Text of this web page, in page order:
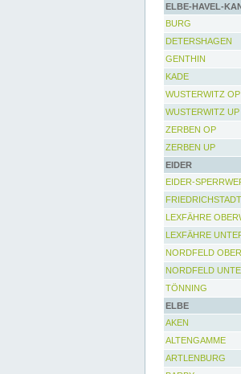
ELBE-HAVEL-
BURG
DETERSHAGEN
GENTHIN
KADE
WUSTERWITZ OP
WUSTERWITZ UP
ZERBEN OP
ZERBEN UP
EIDER
EIDER-
LEXFÄHRE
LEXFÄHRE
NORDFELD
NORDFELD
TÖNNING
ELBE
AKEN
ALTENGAMME
ARTLENBURG